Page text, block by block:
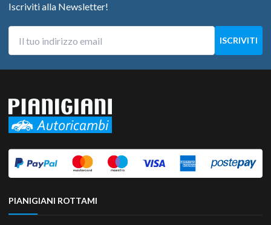
Iscriviti alla Newsletter!
PIANIGIANI ROTTAMI